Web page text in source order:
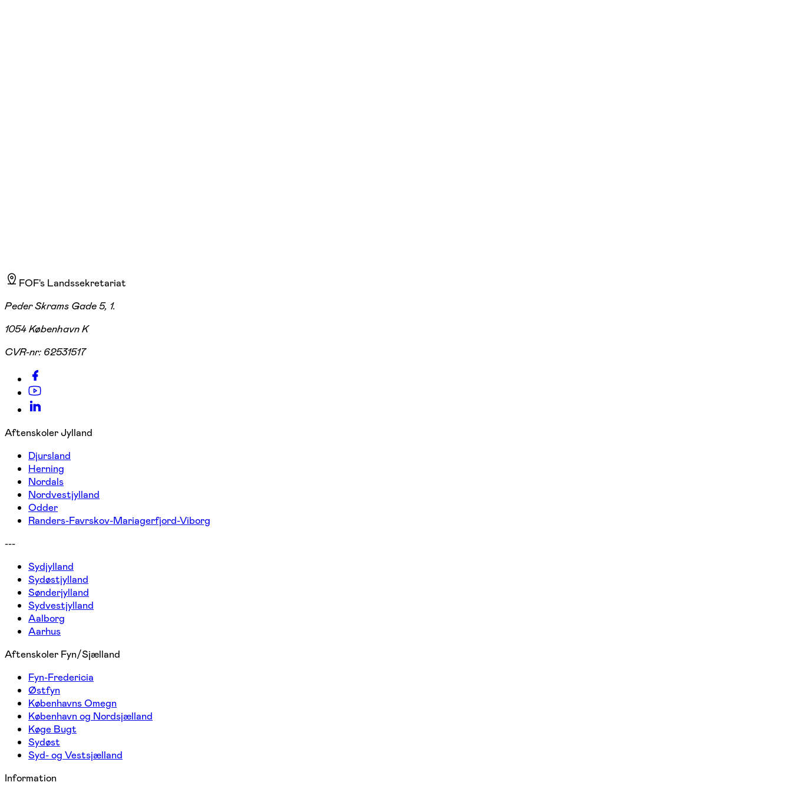
FOF's Landssekretariat
Peder Skrams Gade 5, 1.
1054 København K
CVR-nr: 62531517
Aftenskoler Jylland
Djursland
Herning
Nordals
Nordvestjylland
Odder
Randers-Favrskov-Mariagerfjord-Viborg
---
Sydjylland
Sydøstjylland
Sønderjylland
Sydvestjylland
Aalborg
Aarhus
Aftenskoler Fyn/Sjælland
Fyn-Fredericia
Østfyn
Københavns Omegn
København og Nordsjælland
Køge Bugt
Sydøst
Syd- og Vestsjælland
Information